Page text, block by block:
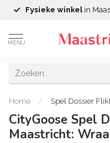
Fysieke winkel in
MENU
Home / Spel Dossier
CityGoose Spel
Maastricht: